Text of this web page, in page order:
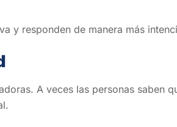
y responden de manera más
A veces las personas saben